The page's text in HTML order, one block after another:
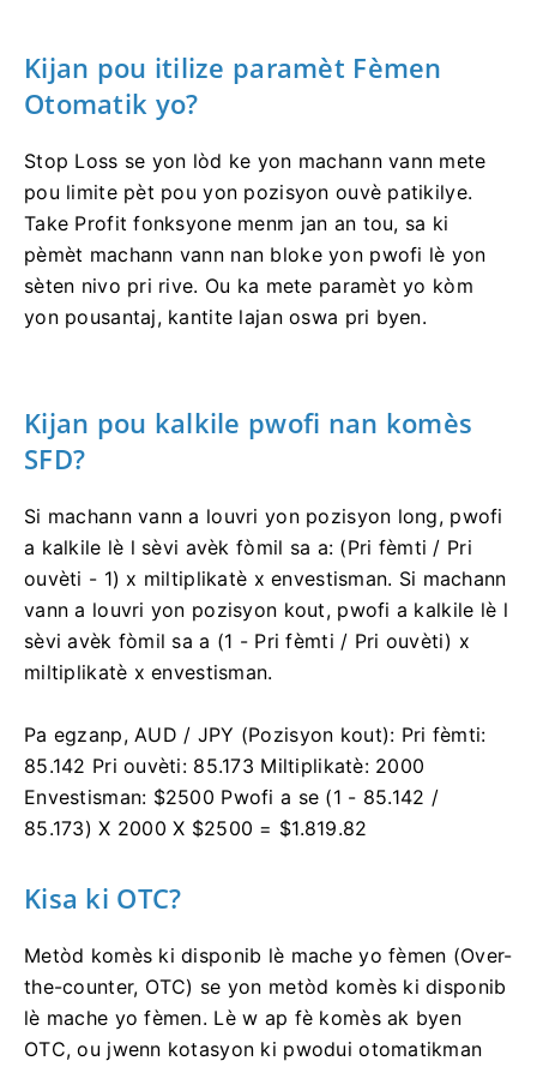
Kijan pou itilize paramèt Fèmen
Otomatik yo?
Stop Loss se yon lòd ke yon machann vann mete
pou limite pèt pou yon pozisyon ouvè patikilye.
Take Profit fonksyone menm jan an tou, sa ki
pèmèt machann vann nan bloke yon pwofi lè yon
sèten nivo pri rive. Ou ka mete paramèt yo kòm
yon pousantaj, kantite lajan oswa pri byen.
Kijan pou kalkile pwofi nan komès
SFD?
Si machann vann a louvri yon pozisyon long, pwofi
a kalkile lè l sèvi avèk fòmil sa a: (Pri fèmti / Pri
ouvèti - 1) x miltiplikatè x envestisman. Si machann
vann a louvri yon pozisyon kout, pwofi a kalkile lè l
sèvi avèk fòmil sa a (1 - Pri fèmti / Pri ouvèti) x
miltiplikatè x envestisman.
Pa egzanp, AUD / JPY (Pozisyon kout): Pri fèmti:
85.142 Pri ouvèti: 85.173 Miltiplikatè: 2000
Envestisman: $2500 Pwofi a se (1 - 85.142 /
85.173) X 2000 X $2500 = $1.819.82
Kisa ki OTC?
Metòd komès ki disponib lè mache yo fèmen (Over-
the-counter, OTC) se yon metòd komès ki disponib
lè mache yo fèmen. Lè w ap fè komès ak byen
OTC, ou jwenn kotasyon ki pwodui otomatikman